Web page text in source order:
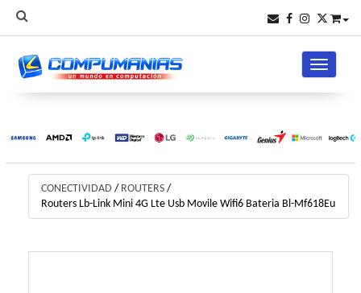
Toggle
CONECTIVIDAD / ROUTERS /
Routers Lb-Link Mini 4G Lte Usb Movile Wifi6 Bateria Bl-Mf618Eu